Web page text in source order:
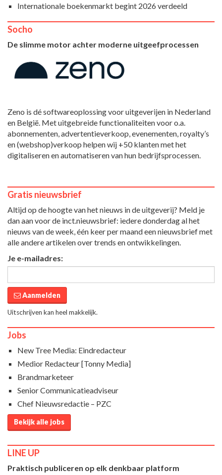
Internationale boekenmarkt begint 2026 verdeeld
Socho
De slimme motor achter moderne uitgeefprocessen
Zeno is dé softwareoplossing voor uitgeverijen in Nederland
en België. Met uitgebreide functionaliteiten voor o.a.
abonnementen, advertentieverkoop, evenementen, royalty’s
en (webshop)verkoop helpen wij +50 klanten met het
digitaliseren en automatiseren van hun bedrijfsprocessen.
Gratis nieuwsbrief
Altijd op de hoogte van het nieuws in de uitgeverij? Meld je
dan aan voor de inct.nieuwsbrief: iedere donderdag al het
nieuws van de week, één keer per maand een nieuwsbrief met
alle andere artikelen over trends en ontwikkelingen.
Je e-mailadres:
Aanmelden
Uitschrijven kan heel makkelijk.
Jobs
New Tree Media: Eindredacteur
Medior Redacteur [Tonny Media]
Brandmarketeer
Senior Communicatieadviseur
Chef Nieuwsredactie – PZC
Bekijk alle jobs
LINE UP
Praktisch publiceren op elk denkbaar platform